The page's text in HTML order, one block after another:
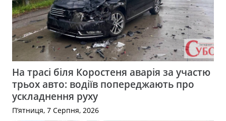
На трасі біля Коростеня аварія за участю
трьох авто: водіїв попереджають про
ускладнення руху
П’ятниця, 7 Серпня, 2026